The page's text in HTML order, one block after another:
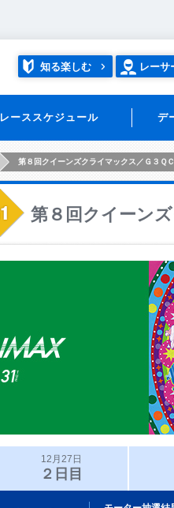
知る楽しむ レーサ
レーススケジュール デ
第８回クイーンズクライマックス／Ｇ３Ｑ
第８回クイーン
12月27日
２日目